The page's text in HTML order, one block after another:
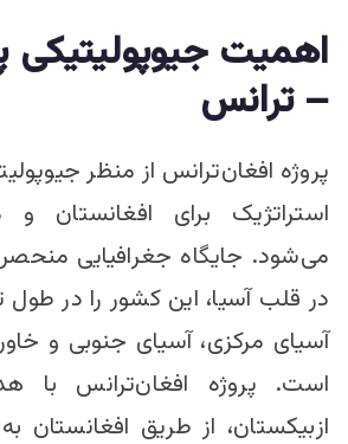
اهمیت جیوپولیتیکی
– ترانس
پروژه افغان‌ترانس از منظر
استراتژیک برای
می‌شود. جایگاه جغرافیایی منحصر
در قلب آسیا، این کشور را در طول
آسیای مرکزی، آسیای جنوبی و
است. پروژه افغان‌ترانس با
ازبیکستان، از طریق افغانستان